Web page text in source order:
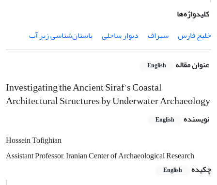
کلیدواژه‌ها
خلیج فارس
سیراف دیوار ساحلی باستان‌شناسی زیر آب
عنوان مقاله English
Investigating the Ancient Siraf’s Coastal
Architectural Structures by Underwater Archaeology
نویسنده English
Hossein Tofighian
Assistant Professor, Iranian Center of Archaeological Research
چکیده
English